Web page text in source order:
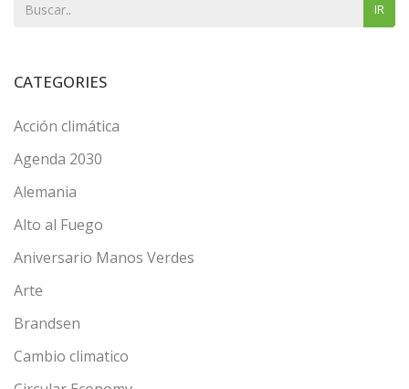
IR
CATEGORIES
Acción climática
Agenda 2030
Alemania
Alto al Fuego
Aniversario Manos Verdes
Arte
Brandsen
Cambio climatico